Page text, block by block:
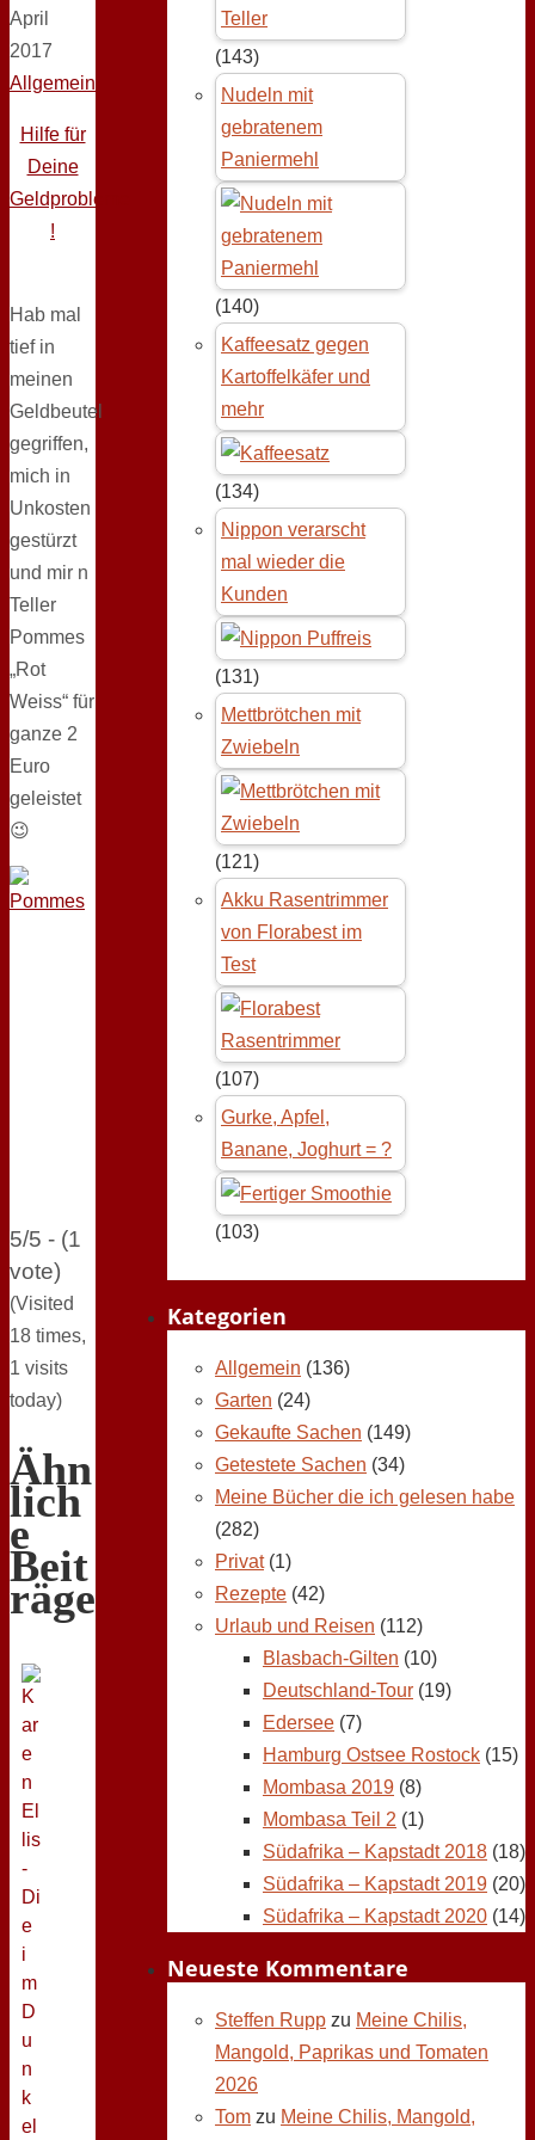
April
2017
Allgemein
Hilfe für
Deine
Geldprobleme
!
Hab mal
tief in
meinen
Geldbeutel
gegriffen,
mich in
Unkosten
gestürzt
und mir n
Teller
Pommes
„Rot
Weiss“ für
ganze 2
Euro
geleistet
😉
5/5 - (1
vote)
(Visited
18 times,
1 visits
today)
Ähn
lich
e
Beit
räge
(143)
Nudeln mit
gebratenem
Paniermehl
(140)
Kaffeesatz gegen
Kartoffelkäfer und
mehr
(134)
Nippon verarscht
mal wieder die
Kunden
(131)
Mettbrötchen mit
Zwiebeln
(121)
Akku Rasentrimmer
von Florabest im
Test
(107)
Gurke, Apfel,
Banane, Joghurt = ?
(103)
Kategorien
Allgemein (136)
Garten (24)
Gekaufte Sachen (149)
Getestete Sachen (34)
Meine Bücher die ich gelesen habe
(282)
Privat(1)
Rezepte (42)
Urlaub und Reisen (112)
Blasbach-Gilten (10)
Deutschland-Tour (19)
Edersee (7)
Hamburg Ostsee Rostock (15)
Mombasa 2019 (8)
Mombasa Teil 2 (1)
Südafrika – Kapstadt 2018 (18)
Südafrika – Kapstadt 2019 (20)
Südafrika – Kapstadt 2020 (14)
Neueste Kommentare
Steffen Rupp zu Meine Chilis,
Mangold, Paprikas und Tomaten
2026
Tom zu Meine Chilis, Mangold,